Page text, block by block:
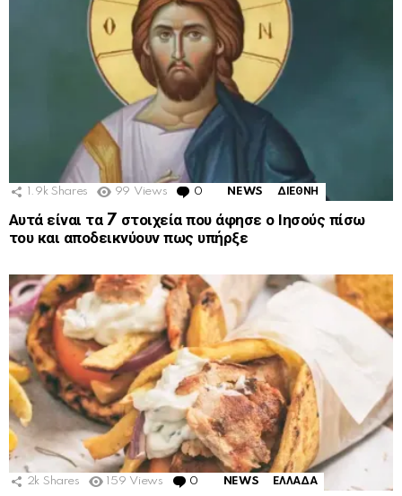
1.9k Shares 99 Views 0 Comments
NEWS ΔΙΕΘΝΗ
Αυτά είναι τα 7 στοιχεία που άφησε ο Ιησούς πίσω
του και αποδεικνύουν πως υπήρξε
2k Shares 159 Views 0 Comments
NEWS ΕΛΛΑΔΑ